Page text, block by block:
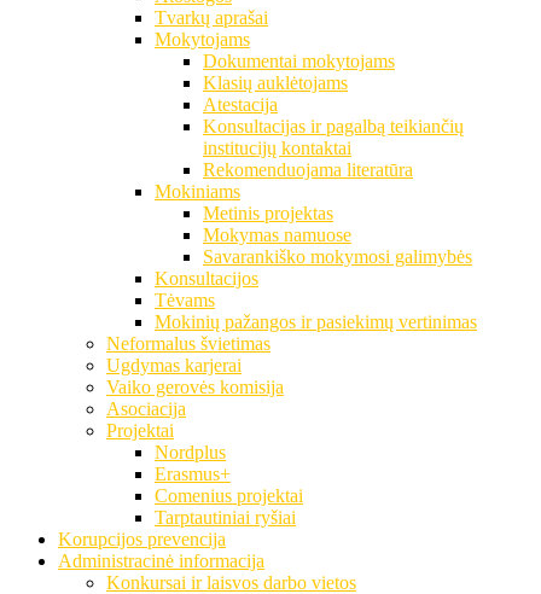
Tvarkų aprašai
Mokytojams
Dokumentai mokytojams
Klasių auklėtojams
Atestacija
Konsultacijas ir pagalbą teikiančių
institucijų kontaktai
Rekomenduojama literatūra
Mokiniams
Metinis projektas
Mokymas namuose
Savarankiško mokymosi galimybės
Konsultacijos
Tėvams
Mokinių pažangos ir pasiekimų vertinimas
Neformalus švietimas
Ugdymas karjerai
Vaiko gerovės komisija
Asociacija
Projektai
Nordplus
Erasmus+
Comenius projektai
Tarptautiniai ryšiai
Korupcijos prevencija
Administracinė informacija
Konkursai ir laisvos darbo vietos